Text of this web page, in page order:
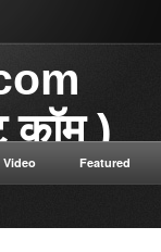
कॉम )
डॉट कॉम विज्ञान से संबंधित
सत्य सनातन संस्कृति नई नई
सेक्स संबंधित रोग एवं उपचार की
Video Featured